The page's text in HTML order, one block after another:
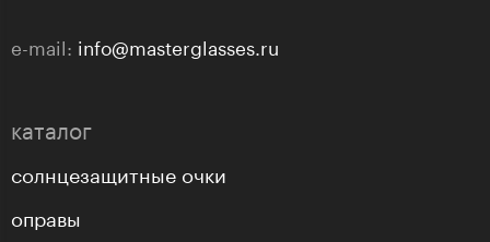
e-mail: info@masterglasses.ru
каталог
солнцезащитные очки
оправы